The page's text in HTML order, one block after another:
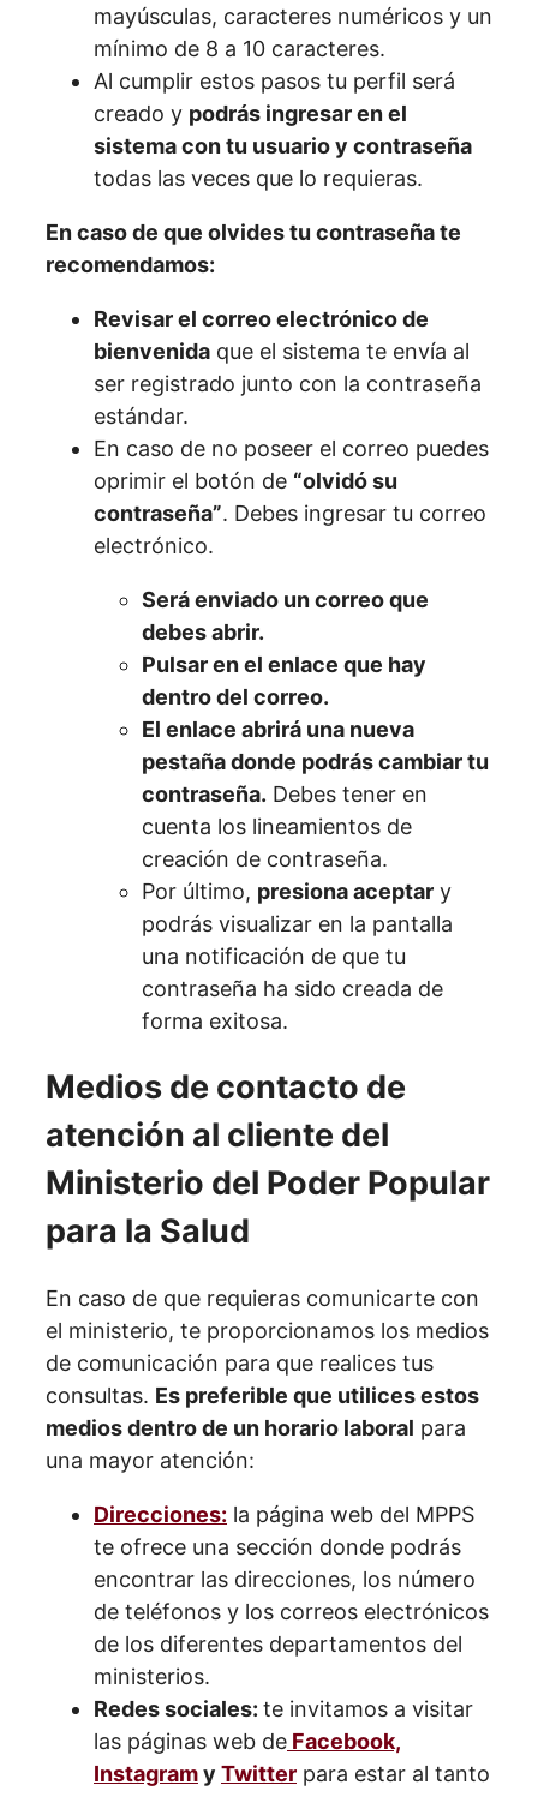
mayúsculas, caracteres numéricos y un
mínimo de 8 a 10 caracteres.
Al cumplir estos pasos tu perfil será
creado y podrás ingresar en el
sistema con tu usuario y contraseña
todas las veces que lo requieras.
En caso de que olvides tu contraseña te
recomendamos:
Revisar el correo electrónico de
bienvenida que el sistema te envía al
ser registrado junto con la contraseña
estándar.
En caso de no poseer el correo puedes
oprimir el botón de “olvidó su
contraseña”. Debes ingresar tu correo
electrónico.
Será enviado un correo que
debes abrir.
Pulsar en el enlace que hay
dentro del correo.
El enlace abrirá una nueva
pestaña donde podrás cambiar tu
contraseña. Debes tener en
cuenta los lineamientos de
creación de contraseña.
Por último, presiona aceptar y
podrás visualizar en la pantalla
una notificación de que tu
contraseña ha sido creada de
forma exitosa.
Medios de contacto de
atención al cliente del
Ministerio del Poder Popular
para la Salud
En caso de que requieras comunicarte con
el ministerio, te proporcionamos los medios
de comunicación para que realices tus
consultas. Es preferible que utilices estos
medios dentro de un horario laboral para
una mayor atención:
Direcciones: la página web del MPPS
te ofrece una sección donde podrás
encontrar las direcciones, los número
de teléfonos y los correos electrónicos
de los diferentes departamentos del
ministerios.
Redes sociales: te invitamos a visitar
las páginas web de Facebook,
Instagramy Twitter para estar al tanto